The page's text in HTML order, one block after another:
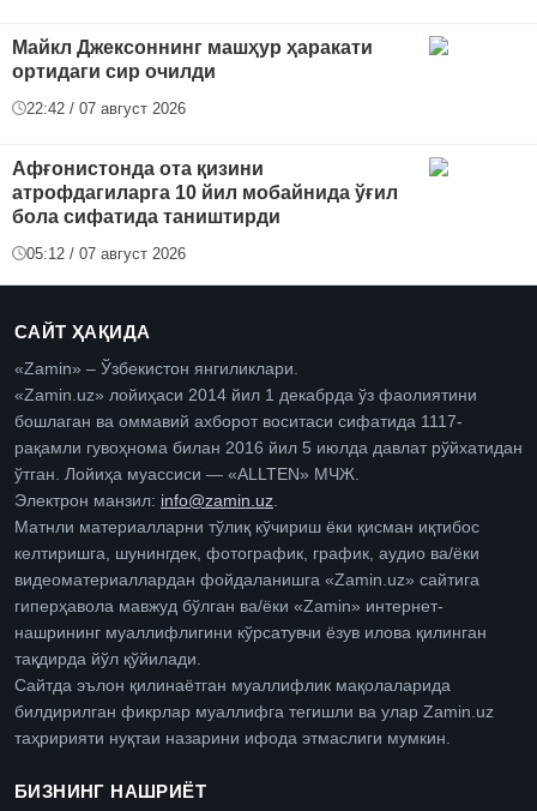
Майкл Джексоннинг машҳур ҳаракати
ортидаги сир очилди
22:42 / 07 август 2026
Афғонистонда ота қизини
атрофдагиларга 10 йил мобайнида ўғил
бола сифатида таништирди
05:12 / 07 август 2026
САЙТ ҲАҚИДА
«Zamin» – Ўзбекистон янгиликлари.
«Zamin.uz» лойиҳаси 2014 йил 1 декабрда ўз фаолиятини
бошлаган ва оммавий ахборот воситаси сифатида 1117-
рақамли гувоҳнома билан 2016 йил 5 июлда давлат рўйхатидан
ўтган. Лойиҳа муассиси — «ALLTEN» МЧЖ.
Электрон манзил: info@zamin.uz
Матнли материалларни тўлиқ кўчириш ёки қисман иқтибос
келтиришга, шунингдек, фотографик, график, аудио ва/ёки
видеоматериаллардан фойдаланишга «Zamin.uz» сайтига
гиперҳавола мавжуд бўлган ва/ёки «Zamin» интернет-
нашрининг муаллифлигини кўрсатувчи ёзув илова қилинган
тақдирда йўл қўйилади.
Сайтда эълон қилинаётган муаллифлик мақолаларида
билдирилган фикрлар муаллифга тегишли ва улар Zamin.uz
таҳририяти нуқтаи назарини ифода этмаслиги мумкин.
БИЗНИНГ НАШРИЁТ